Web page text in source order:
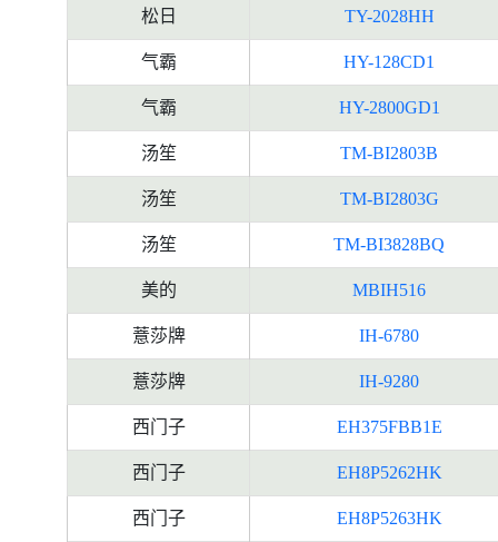
松日 TY-2028HH
气霸 HY-128CD1
气霸 HY-2800GD1
汤笙 TM-BI2803B
汤笙 TM-BI2803G
汤笙 TM-BI3828BQ
美的 MBIH516
薏莎牌 IH-6780
薏莎牌 IH-9280
西门子 EH375FBB1E
西门子 EH8P5262HK
西门子 EH8P5263HK